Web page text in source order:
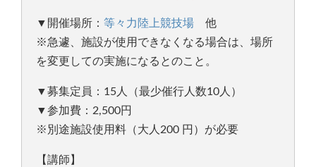
▼開催場所： 等々力陸上競技場 他
※急遽、施設が使用できなくなる場合は、場所
を変更しての実施になるとのこと。
▼募集定員：15人（最少催行人数10人）
▼参加費：2,500円
※別途施設使用料（大人200 円）が必要
【講師】